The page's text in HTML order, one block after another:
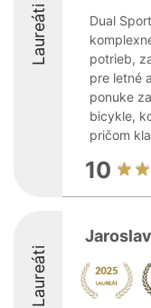
Laureáti
Dual
potrieb,
pre letné
ponuke
bicykle,
pričom
10
Laureáti